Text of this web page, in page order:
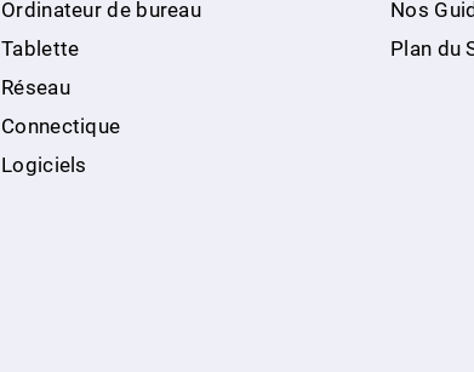
Ordinateur de bureau
Tablette
Réseau
Connectique
Logiciels
Nos
Plan du